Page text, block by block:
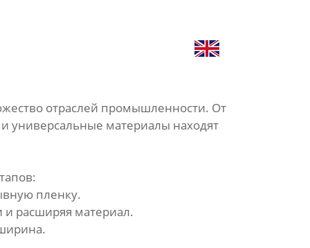
отраслей промышленности. От
универсальные материалы находят
пленку.
и расширяя материал.